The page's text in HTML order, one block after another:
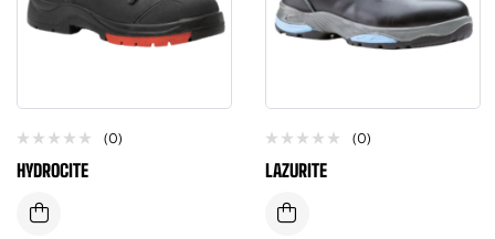
(0)
HYDROCITE
(0)
LAZURITE